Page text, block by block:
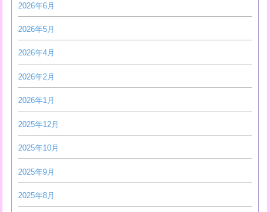
2026年6月
2026年5月
2026年4月
2026年2月
2026年1月
2025年12月
2025年10月
2025年9月
2025年8月